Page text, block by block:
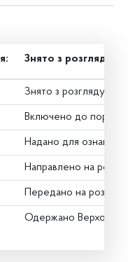
Знято з розгляду
Знято з розгляду
Включено до порядку
Надано для
Направлено на
Передано на розгляд
Одержано Верховною